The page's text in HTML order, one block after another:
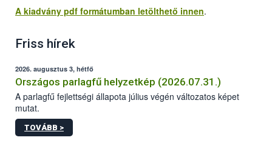
A kiadvány pdf formátumban letölthető innen.
Friss hírek
2026. augusztus 3, hétfő
Országos parlagfű helyzetkép (2026.07.31.)
A parlagfű fejlettségi állapota július végén változatos képet
mutat.
TOVÁBB >